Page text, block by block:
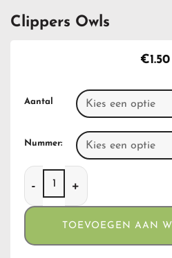
Clippers Owls
€1.50
Aantal
Nummer:
Clippers Owls aantal
TOEVOEGEN AAN